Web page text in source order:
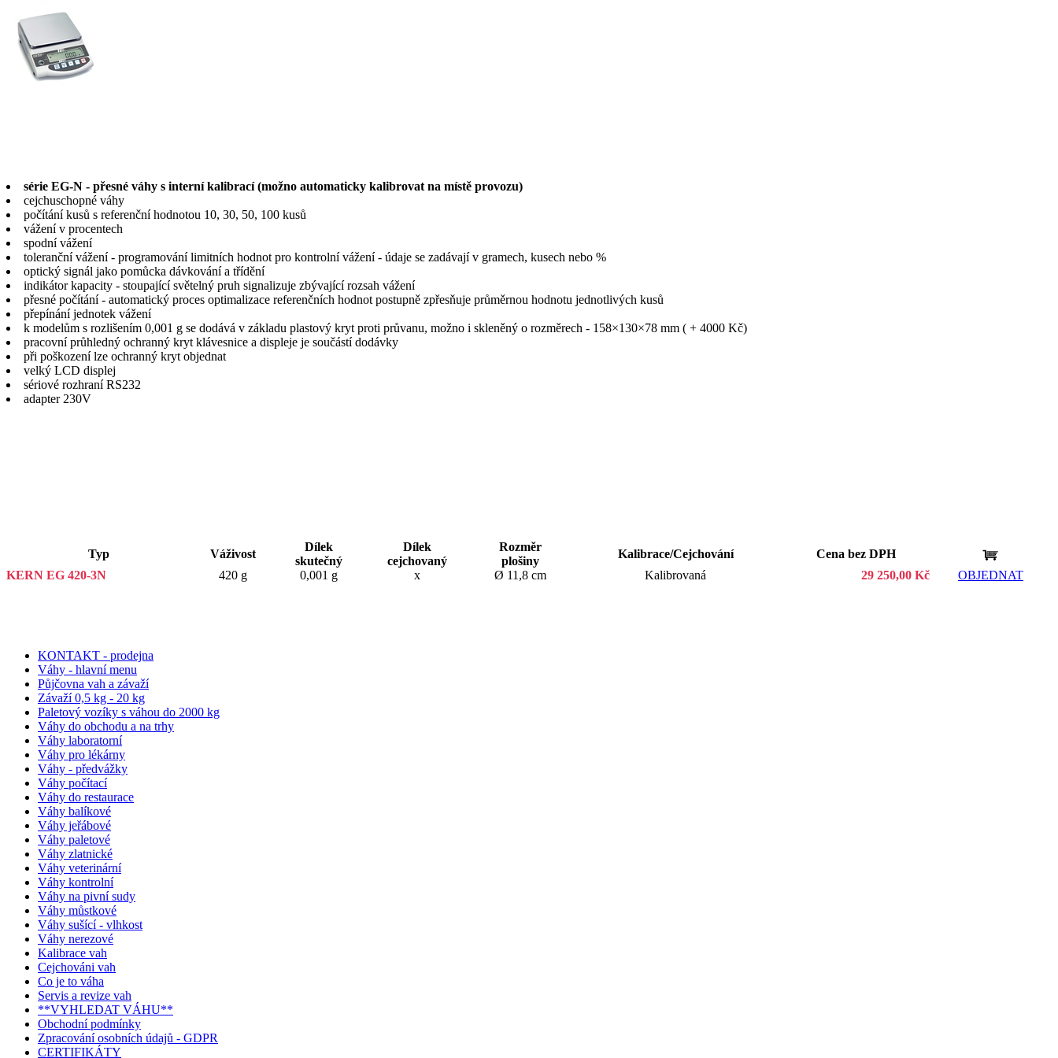
série EG-N - přesné váhy s interní kalibrací (možno automaticky kalibrovat na místě provozu)
cejchuschopné váhy
počítání kusů s referenční hodnotou 10, 30, 50, 100 kusů
vážení v procentech
spodní vážení
toleranční vážení - programování limitních hodnot pro kontrolní vážení - údaje se zadávají v gramech, kusech nebo %
optický signál jako pomůcka dávkování a třídění
indikátor kapacity - stoupající světelný pruh signalizuje zbývající rozsah vážení
přesné počítání - automatický proces optimalizace referenčních hodnot postupně zpřesňuje průměrnou hodnotu jednotlivých kusů
přepínání jednotek vážení
k modelům s rozlišením 0,001 g se dodává v základu plastový kryt proti průvanu, možno i skleněný o rozměrech - 158×130×78 mm ( + 4000 Kč)
pracovní průhledný ochranný kryt klávesnice a displeje je součástí dodávky
při poškození lze ochranný kryt objednat
velký LCD displej
sériové rozhraní RS232
adapter 230V
Typ Váživost
Dílek
skutečný
Dílek
cejchovaný
Rozměr
plošiny
Kalibrace/Cejchování
Cena bez DPH
KERN EG 420-3N
420 g 0,001 g x Ø 11,8 cm Kalibrovaná 29 250,00 Kč OBJEDNAT
KONTAKT - prodejna
Váhy - hlavní menu
Půjčovna vah a závaží
Závaží 0,5 kg - 20 kg
Paletový vozíky s váhou do 2000 kg
Váhy do obchodu a na trhy
Váhy laboratorní
Váhy pro lékárny
Váhy - předvážky
Váhy počítací
Váhy do restaurace
Váhy balíkové
Váhy jeřábové
Váhy paletové
Váhy zlatnické
Váhy veterinární
Váhy kontrolní
Váhy na pivní sudy
Váhy můstkové
Váhy sušící - vlhkost
Váhy nerezové
Kalibrace vah
Cejchováni vah
Co je to váha
Servis a revize vah
**VYHLEDAT VÁHU**
Obchodní podmínky
Zpracování osobních údajů - GDPR
CERTIFIKÁTY